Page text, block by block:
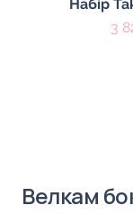
Набір
3
Велкам